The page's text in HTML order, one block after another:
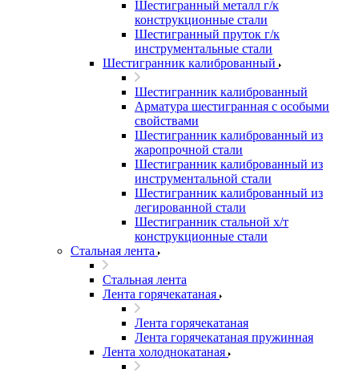
Шестигранный металл г/к
конструкционные стали
Шестигранный пруток г/к
инструментальные стали
Шестигранник калиброванный
Шестигранник калиброванный
Арматура шестигранная с особыми
свойствами
Шестигранник калиброванный из
жаропрочной стали
Шестигранник калиброванный из
инструментальной стали
Шестигранник калиброванный из
легированной стали
Шестигранник стальной х/т
конструкционные стали
Стальная лента
Стальная лента
Лента горячекатаная
Лента горячекатаная
Лента горячекатаная пружинная
Лента холоднокатаная